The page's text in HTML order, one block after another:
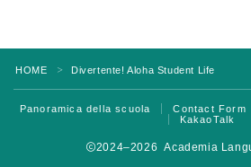
Processo dalla domanda
Per gli studenti attuali
HOME ＞ Divertente! Aloha Student Life
Panoramica della scuola Contact Form
KakaoTalk
2024–2026 Academia